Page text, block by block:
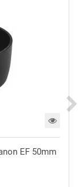
EF 50mm